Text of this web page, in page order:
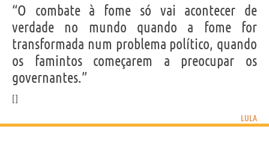
“O combate à fome só vai acontecer de
verdade no mundo quando a fome for
transformada num problema político, quando
os famintos começarem a preocupar os
governantes.”
LULA